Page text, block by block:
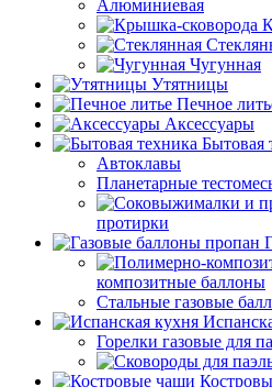
Алюминиевая
Чугунная
Утятницы
Печное
Аксессуары
Бытовая
Автоклавы
Планетарные
протирки
композитные баллоны
Стальные газовые
Горелки газовые для